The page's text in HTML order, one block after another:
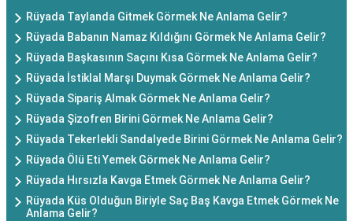
Rüyada Taylanda Gitmek Görmek Ne Anlama Gelir?
Rüyada Babanın Namaz Kıldığını Görmek Ne Anlama Gelir?
Rüyada Başkasının Saçını Kısa Görmek Ne Anlama Gelir?
Rüyada İstiklal Marşı Duymak Görmek Ne Anlama Gelir?
Rüyada Sipariş Almak Görmek Ne Anlama Gelir?
Rüyada Şizofren Birini Görmek Ne Anlama Gelir?
Rüyada Tekerlekli Sandalyede Birini Görmek Ne Anlama Gelir?
Rüyada Ölü Eti Yemek Görmek Ne Anlama Gelir?
Rüyada Hırsızla Kavga Etmek Görmek Ne Anlama Gelir?
Rüyada Küs Olduğun Biriyle Saç Baş Kavga Etmek Görmek Ne
Anlama Gelir?